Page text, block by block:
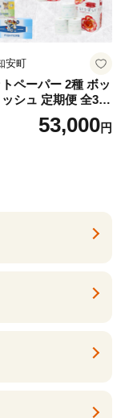
安町
トペーパー 2種 ボッ
シュ 定期便 全3
まとめ買い 防災
用雑貨 消耗品 生活
53,000円